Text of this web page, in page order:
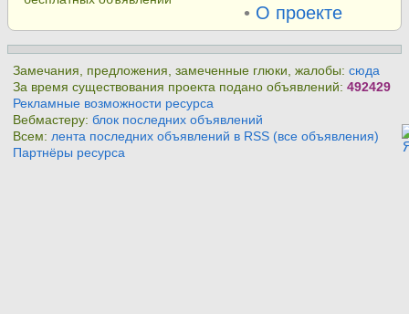
• О проекте
Замечания, предложения, замеченные глюки, жалобы:сюда
За время существования проекта подано объявлений:492429
Рекламные возможности ресурса
Вебмастеру:блок последних объявлений
Всем: лента последних объявлений в RSS (все объявления)
Партнёры ресурса